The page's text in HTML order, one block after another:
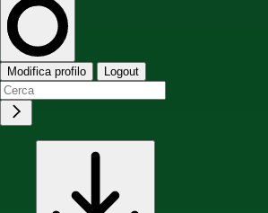
Modifica profilo Logout